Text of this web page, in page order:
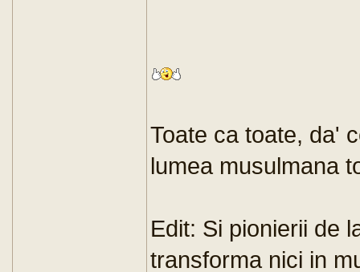
Toate ca toate, da'
lumea musulmana
Edit: Si pionierii de
transforma nici in